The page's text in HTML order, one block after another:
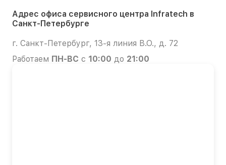
Адрес офиса сервисного центра Infratech в
Санкт-Петербурге
г. Санкт-Петербург, 13-я линия В.О., д. 72
Работаем ПН-ВС с 10:00 до 21:00